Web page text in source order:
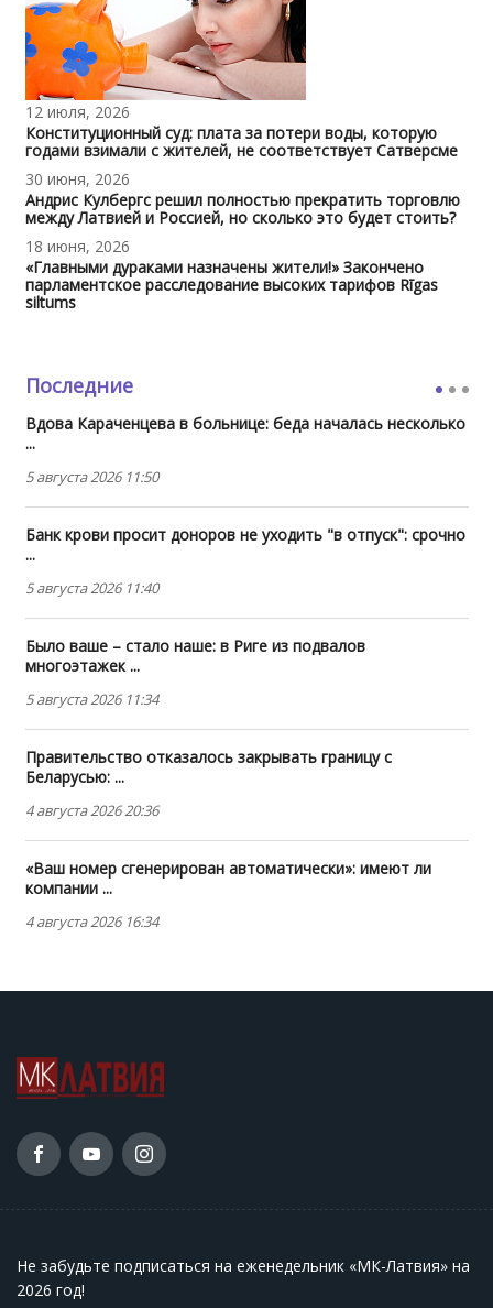
12 июля, 2026
Конституционный суд: плата за потери воды, которую
годами взимали с жителей, не соответствует Сатверсме
30 июня, 2026
Андрис Кулбергс решил полностью прекратить торговлю
между Латвией и Россией, но сколько это будет стоить?
18 июня, 2026
«Главными дураками назначены жители!» Закончено
парламентское расследование высоких тарифов Rīgas
siltums
Последние
Вдова Караченцева в больнице: беда началась несколько
...
5 августа 2026 11:50
Банк крови просит доноров не уходить "в отпуск": срочно
...
5 августа 2026 11:40
Было ваше – стало наше: в Риге из подвалов
многоэтажек ...
5 августа 2026 11:34
Правительство отказалось закрывать границу с
Беларусью: ...
4 августа 2026 20:36
«Ваш номер сгенерирован автоматически»: имеют ли
компании ...
4 августа 2026 16:34
Не забудьте подписаться на еженедельник «МК-Латвия» на
2026 год!